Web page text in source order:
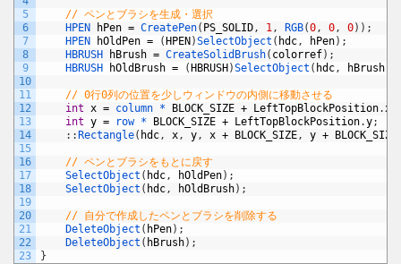
5
6
7
8
9
10
11
12
13
14
15
16
17
18
19
20
21
22
23
// ペンとブラシを生成・選択
HPEN
hPen = CreatePen( PS_SOLID, 1, RGB(0, 0, 0) ) ;
HPEN
hOldPen = ( HPEN )SelectObject ( hdc, hPen) ;
HBRUSH
hBrush = CreateSolidBrush( colorref) ;
HBRUSH
hOldBrush = ( HBRUSH )SelectObject ( hdc, hBrush
// 0行0列の位置を少しウィンドウの内側に移動させる
int x = column * BLOCK_SIZE + LeftTopBlockPosition.x
int y = row * BLOCK_SIZE + LeftTopBlockPosition.y;
: : Rectangle( hdc, x, y, x + BLOCK_SIZE, y + BLOCK_SIZE
// ペンとブラシをもとに戻す
SelectObject ( hdc, hOldPen) ;
SelectObject ( hdc, hOldBrush) ;
// 自分で作成したペンとブラシを削除する
DeleteObject ( hPen) ;
DeleteObject ( hBrush) ;
}